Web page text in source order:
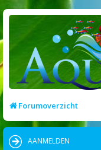
Forumoverzicht
AANMELDEN